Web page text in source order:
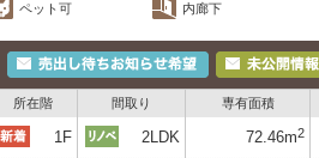
ペット可 内廊下
所在階 間取り 専有面積
1F 2LDK 72.46m2